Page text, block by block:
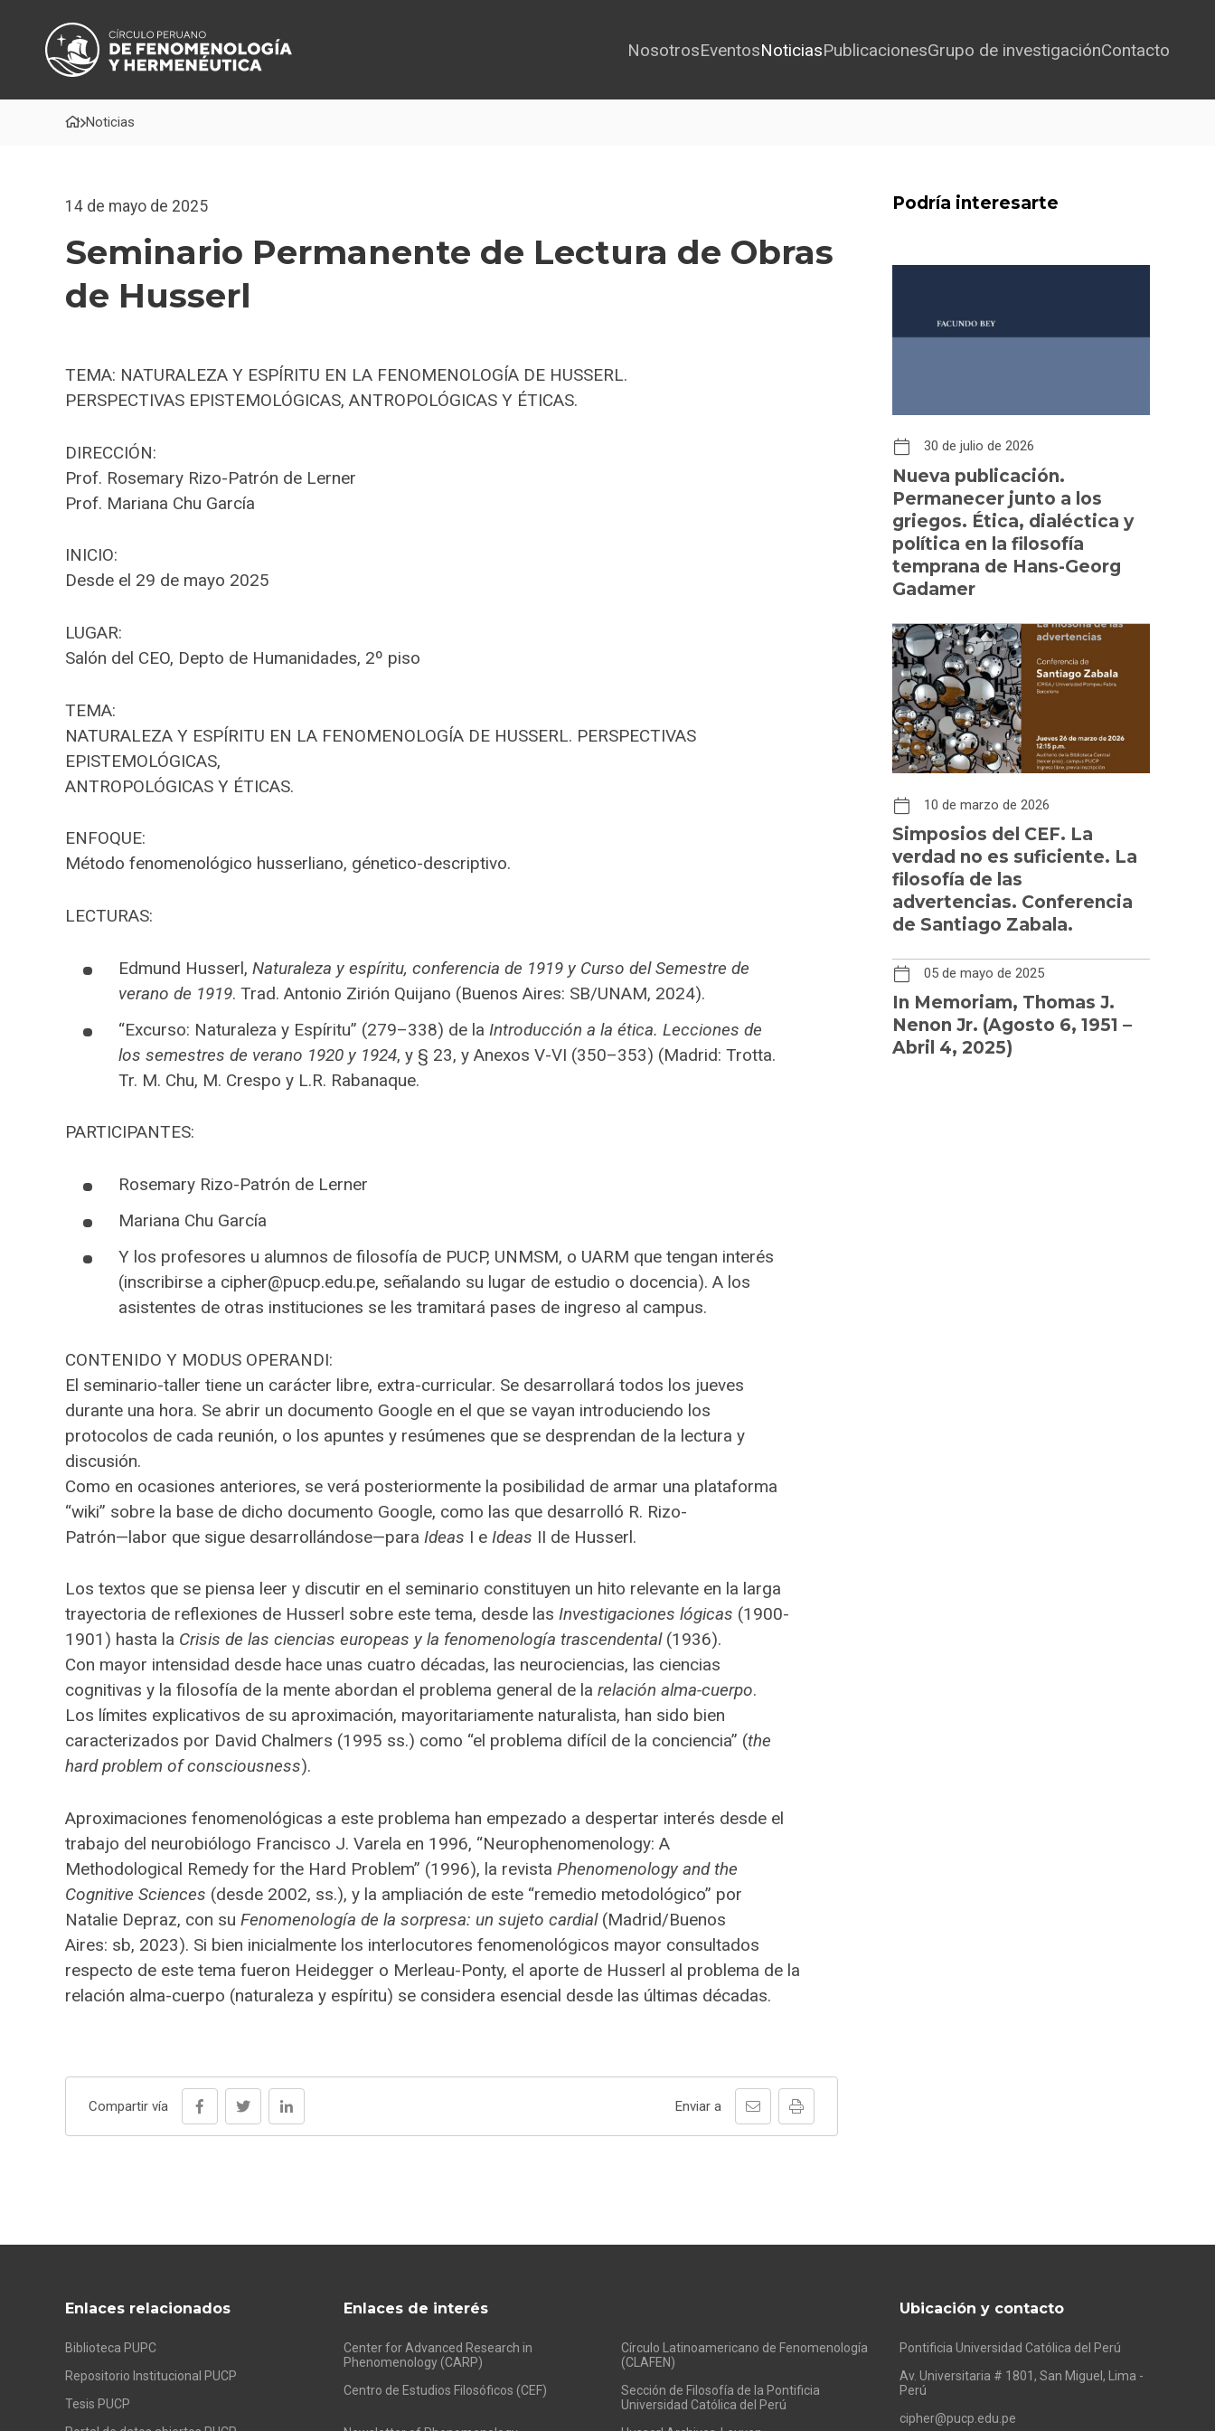
NosotrosEventosNoticiasPublicacionesGrupo de investigaciónContacto
Noticias
14 de mayo de 2025
Seminario Permanente de Lectura de Obras
de Husserl
TEMA: NATURALEZA Y ESPÍRITU EN LA FENOMENOLOGÍA DE HUSSERL.
PERSPECTIVAS EPISTEMOLÓGICAS, ANTROPOLÓGICAS Y ÉTICAS.
DIRECCIÓN:
Prof. Rosemary Rizo-Patrón de Lerner
Prof. Mariana Chu García
INICIO:
Desde el 29 de mayo 2025
LUGAR:
Salón del CEO, Depto de Humanidades, 2º piso
TEMA:
NATURALEZA Y ESPÍRITU EN LA FENOMENOLOGÍA DE HUSSERL. PERSPECTIVAS
EPISTEMOLÓGICAS,
ANTROPOLÓGICAS Y ÉTICAS.
ENFOQUE:
Método fenomenológico husserliano, génetico-descriptivo.
LECTURAS:
Edmund Husserl,Naturaleza y espíritu, conferencia de 1919 y Curso del Semestre de
verano de 1919. Trad. Antonio Zirión Quijano (Buenos Aires: SB/UNAM, 2024).
“Excurso: Naturaleza y Espíritu” (279–338) de laIntroducción a la ética. Lecciones de
los semestres de verano 1920 y 1924, y § 23, y Anexos V-VI (350–353) (Madrid: Trotta.
Tr. M. Chu, M. Crespo y L.R. Rabanaque.
PARTICIPANTES:
Rosemary Rizo-Patrón de Lerner
Mariana Chu García
Y los profesores u alumnos de filosofía de PUCP, UNMSM, o UARM que tengan interés
(inscribirse a cipher@pucp.edu.pe, señalando su lugar de estudio o docencia). A los
asistentes de otras instituciones se les tramitará pases de ingreso al campus.
CONTENIDO Y MODUS OPERANDI:
El seminario-taller tiene un carácter libre, extra-curricular. Se desarrollará todos los jueves
durante una hora. Se abrir un documento Google en el que se vayan introduciendo los
protocolos de cada reunión, o los apuntes y resúmenes que se desprendan de la lectura y
discusión.
Como en ocasiones anteriores, se verá posteriormente la posibilidad de armar una plataforma
“wiki” sobre la base de dicho documento Google, como las que desarrolló R. Rizo-
Patrón—labor que sigue desarrollándose—para Ideas I e Ideas II de Husserl.
Los textos que se piensa leer y discutir en el seminario constituyen un hito relevante en la larga
trayectoria de reflexiones de Husserl sobre este tema, desde las Investigaciones lógicas (1900-
1901) hasta la Crisis de las ciencias europeas y la fenomenología trascendental(1936).
Con mayor intensidad desde hace unas cuatro décadas, las neurociencias, las ciencias
cognitivas y la filosofía de la mente abordan el problema general de la relación alma-cuerpo.
Los límites explicativos de su aproximación, mayoritariamente naturalista, han sido bien
caracterizados por David Chalmers (1995 ss.) como “el problema difícil de la conciencia” (the
hard problem of consciousness).
Aproximaciones fenomenológicas a este problema han empezado a despertar interés desde el
trabajo del neurobiólogo Francisco J. Varela en 1996, “Neurophenomenology: A
Methodological Remedy for the Hard Problem” (1996), la revista Phenomenology and the
Cognitive Sciences (desde 2002, ss.), y la ampliación de este “remedio metodológico” por
Natalie Depraz, con su Fenomenología de la sorpresa: un sujeto cardial(Madrid/Buenos
Aires: sb, 2023). Si bien inicialmente los interlocutores fenomenológicos mayor consultados
respecto de este tema fueron Heidegger o Merleau-Ponty, el aporte de Husserl al problema de la
relación alma-cuerpo (naturaleza y espíritu) se considera esencial desde las últimas décadas.
Compartir vía Enviar a
Podría interesarte
30 de julio de 2026
Nueva publicación.
Permanecer junto a los
griegos. Ética, dialéctica y
política en la filosofía
temprana de Hans-Georg
Gadamer
10 de marzo de 2026
Simposios del CEF. La
verdad no es suficiente. La
filosofía de las
advertencias. Conferencia
de Santiago Zabala.
05 de mayo de 2025
In Memoriam, Thomas J.
Nenon Jr. (Agosto 6, 1951 –
Abril 4, 2025)
Enlaces relacionados
Biblioteca PUPC
Repositorio Institucional PUCP
Tesis PUCP
Enlaces de interés
Center for Advanced Research in
Phenomenology (CARP)
Círculo Latinoamericano de Fenomenología
(CLAFEN)
Centro de Estudios Filosóficos (CEF)
Sección de Filosofía de la Pontificia
Universidad Católica del Perú
Ubicación y contacto
Pontificia Universidad Católica del Perú
Av. Universitaria # 1801, San Miguel, Lima -
Perú
cipher@pucp.edu.pe